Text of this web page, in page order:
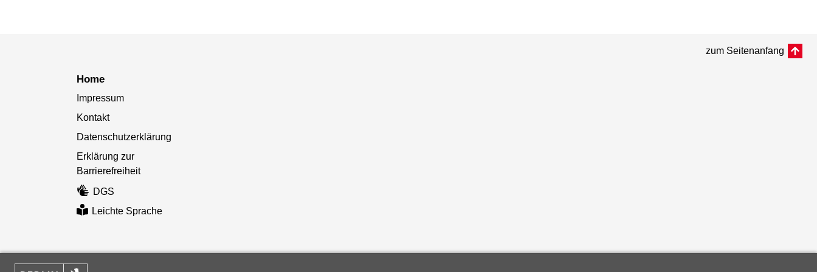
zum Seitenanfang
Home
Impressum
Kontakt
Datenschutzerklärung
Erklärung zur
Barrierefreiheit
DGS
Leichte Sprache